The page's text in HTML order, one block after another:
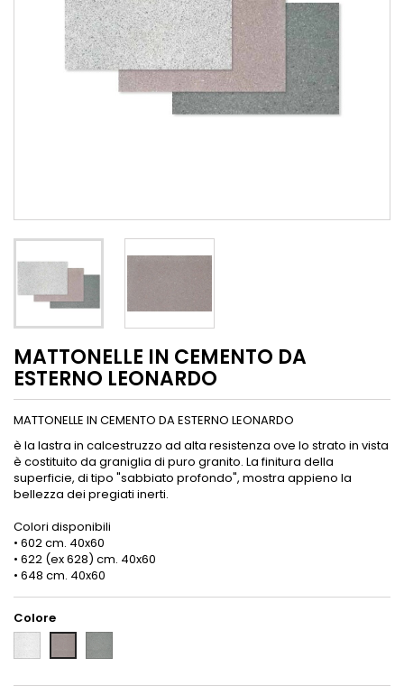
MATTONELLE IN CEMENTO DA
ESTERNO LEONARDO
MATTONELLE IN CEMENTO DA ESTERNO LEONARDO
è la lastra in calcestruzzo ad alta resistenza ove lo strato in vista
è costituito da graniglia di puro granito. La finitura della
superficie, di tipo "sabbiato profondo", mostra appieno la
bellezza dei pregiati inerti.
Colori disponibili
• 602 cm. 40x60
• 622 (ex 628) cm. 40x60
• 648 cm. 40x60
Colore